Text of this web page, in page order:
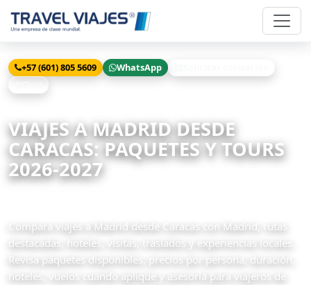
+57 (601) 805 5609 WhatsApp
VIAJES A MADRID DESDE
CARACAS: PAQUETES Y TOURS
2026-2027
Compara viajes a Madrid desde Caracas con Madrid, rutas
destacadas, hoteles, visitas, traslados y experiencias locales.
Revisa paquetes disponibles, precios por persona, duración,
hoteles, vuelos cuando aplique y asesoría para viajeros de